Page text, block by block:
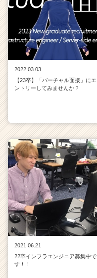
2022.03.03
【23卒】「バーチャル面接」にエ
ントリーしてみませんか？
2021.06.21
22卒インフラエンジニア募集中で
す！！